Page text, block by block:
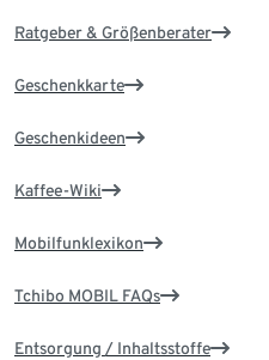
Ratgeber & Größenberater
Geschenkkarte
Geschenkideen
Kaffee-Wiki
Mobilfunklexikon
Tchibo MOBIL FAQs
Entsorgung / Inhaltsstoffe